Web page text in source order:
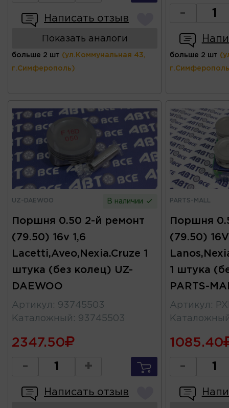
Написать отзыв
Показать аналоги
больше 2 шт (ул.Коммунальная 43,
г.Симферополь)
-
больше 2 шт
UZ-DAEWOO В наличии
Поршня 0.50 2-й ремонт
(79.50) 16v 1,6
Lacetti,Aveo,Nexia.Cruze 1
штука (без колец) UZ-
DAEWOO
Артикул : 93745503
Каталожный : 93745503
2347.50
- +
Написать отзыв
PARTS-MALL
Поршня
(79.50) 16V
1 штука
PARTS-
Артикул :
1085.40
-